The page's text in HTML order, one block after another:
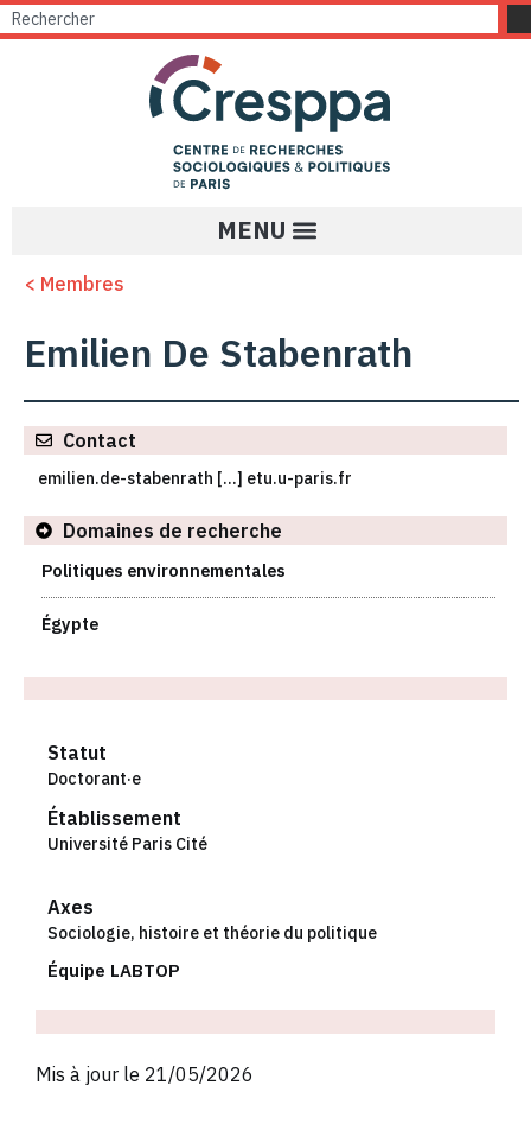
< Membres
Emilien De Stabenrath
Contact
emilien.de-stabenrath […] etu.u-paris.fr
Domaines de recherche
Politiques environnementales
Égypte
Statut
Doctorant·e
Établissement
Université Paris Cité
Axes
Sociologie, histoire et théorie du politique
Équipe LABTOP
Mis à jour le 21/05/2026